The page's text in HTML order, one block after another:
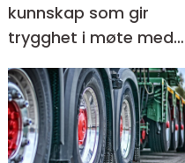
kunnskap som gir
trygghet i møte med
barn og unge